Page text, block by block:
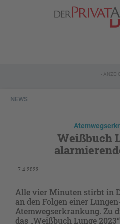
-
NEWS
Weißbuch
7.4.2023
Alle vier Minuten stirbt in
an den Folgen einer
Atemwegserkrankung. Zu
das „Weißbuch Lunge